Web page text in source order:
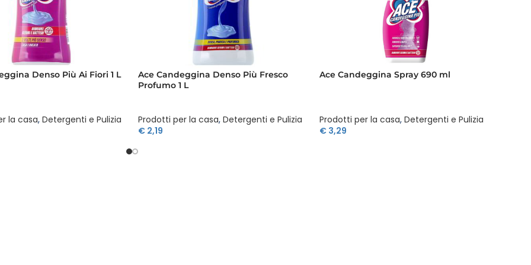
Denso Più Ai Fiori 1 L
la casa, Detergenti e Pulizia
Ace Candeggina Denso Più Fresco
Profumo 1 L
Prodotti per la casa, Detergenti e Pulizia
€ 2,19
Ace Candeggina Spray 690 ml
Prodotti per la casa, Detergenti e Pulizia
€3,29